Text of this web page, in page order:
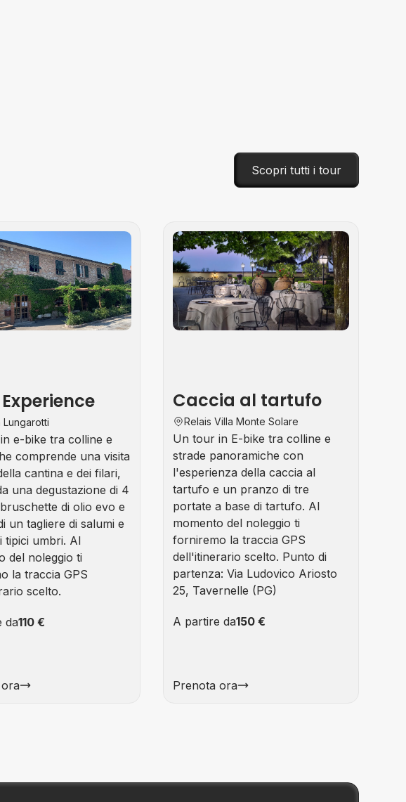
Scopri tutti i tour
Enogastronomici
Lungarotti
e-bike tra colline e
comprende una visita
cantina e dei filari,
una degustazione di 4
di olio evo e
un tagliere di salumi e
tipici umbri. Al
del noleggio ti
la traccia GPS
scelto.
da110 €
Caccia al tartufo
Relais Villa Monte Solare
Un tour in E-bike tra colline e
strade panoramiche con
l'esperienza della caccia al
tartufo e un pranzo di tre
portate a base di tartufo. Al
momento del noleggio ti
forniremo la traccia GPS
dell'itinerario scelto. Punto di
partenza: Via Ludovico Ariosto
25, Tavernelle (PG)
A partire da150 €
Prenota ora